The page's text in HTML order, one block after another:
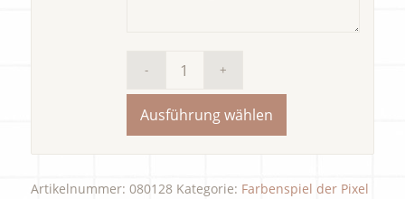
Ausführung wählen
Artikelnummer: 080128 Kategorie: Farbenspiel der Pixel